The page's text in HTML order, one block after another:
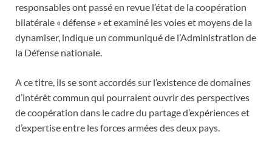
responsables ont passé en revue l’état de la coopération
bilatérale « défense » et examiné les voies et moyens de la
dynamiser, indique un communiqué de l’Administration de
la Défense nationale.
A ce titre, ils se sont accordés sur l’existence de domaines
d’intérêt commun qui pourraient ouvrir des perspectives
de coopération dans le cadre du partage d’expériences et
d’expertise entre les forces armées des deux pays.